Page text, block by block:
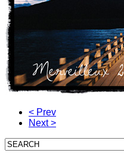
< Prev
Next >